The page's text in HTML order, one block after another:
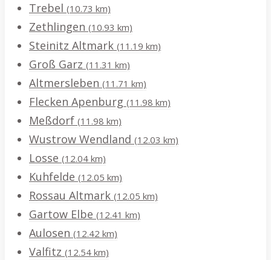
Trebel (10.73 km)
Zethlingen (10.93 km)
Steinitz Altmark (11.19 km)
Groß Garz (11.31 km)
Altmersleben (11.71 km)
Flecken Apenburg (11.98 km)
Meßdorf (11.98 km)
Wustrow Wendland (12.03 km)
Losse (12.04 km)
Kuhfelde (12.05 km)
Rossau Altmark (12.05 km)
Gartow Elbe (12.41 km)
Aulosen (12.42 km)
Valfitz (12.54 km)